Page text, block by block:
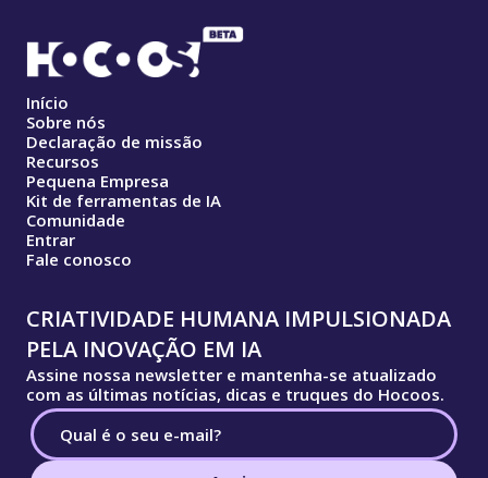
Início
Sobre nós
Declaração de missão
Recursos
Pequena Empresa
Kit de ferramentas de IA
Comunidade
Entrar
Fale conosco
CRIATIVIDADE HUMANA IMPULSIONADA
PELA INOVAÇÃO EM IA
Assine nossa newsletter e mantenha-se atualizado
com as últimas notícias, dicas e truques do Hocoos.